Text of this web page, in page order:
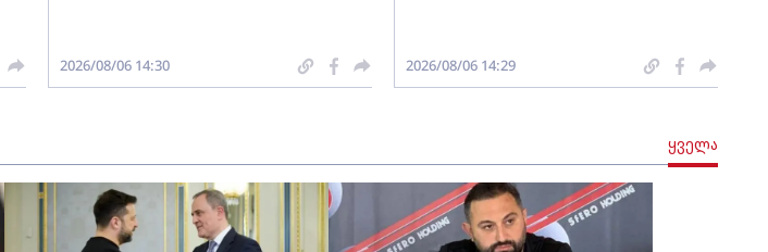
2026/08/06 14:30 2026/08/06 14:29
ყველა